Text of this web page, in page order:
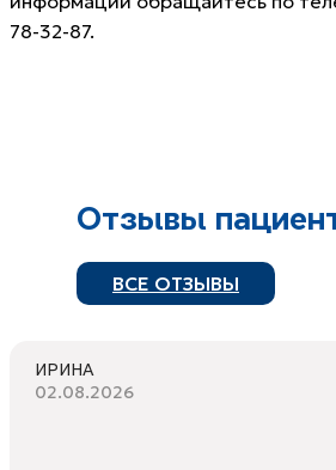
78-32-87.
Отзывы
ВСЕ ОТЗЫВЫ
ИРИНА
02.08.2026